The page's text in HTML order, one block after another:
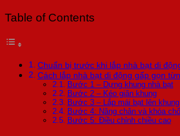
Table of Contents
Chuẩn bị trước khi lắp nhà bạt di
Cách lắp nhà bạt di động gấp gọn
Bước 1 – Dựng khung nhà bạt
Bước 2 – Kéo giãn khung
Bước 3 – Lắp mái bạt lên khung
Bước 4: Nâng chân và khóa
Bước 5: Điều chỉnh chiều cao